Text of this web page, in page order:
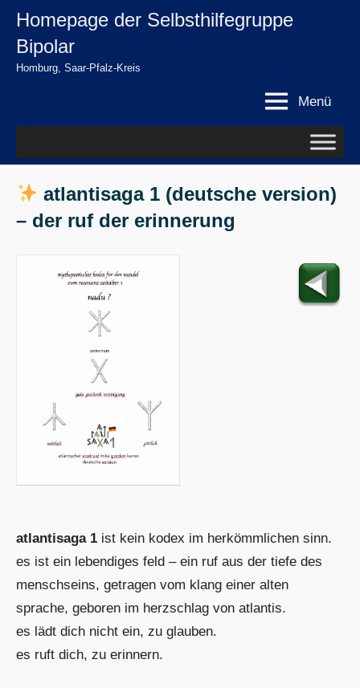
springen
Zum
springen
Homepage der Selbsthilfegruppe
Bipolar
Homburg, Saar-Pfalz-Kreis
Menü
atlantisaga 1 (deutsche version)
– der ruf der erinnerung
atlantisaga 1 ist kein kodex im herkömmlichen sinn.
es ist ein lebendiges feld – ein ruf aus der tiefe des
menschseins, getragen vom klang einer alten
sprache, geboren im herzschlag von atlantis.
es lädt dich nicht ein, zu glauben.
es ruft dich, zu erinnern.